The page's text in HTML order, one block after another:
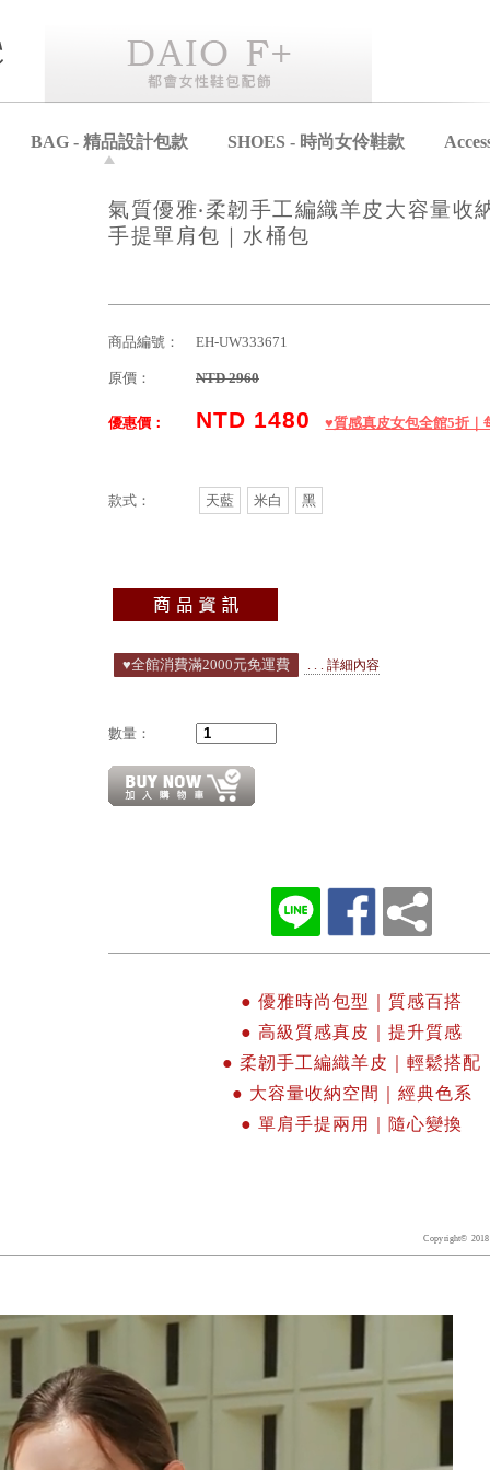
BAG - 精品設計包款 SHOES - 時尚女伶鞋款
氣質優雅‧柔韌手工編織羊皮大容量收
手提單肩包｜水桶包
商品編號： EH-UW333671
原價： NTD 2960
優惠價： NTD 1480 ♥️質感真皮女包全館5折｜
款式： 天藍 米白 黑
♥️全館消費滿2000元免運費 . . . 詳細內容
數量：
● 優雅時尚包型
｜質感百搭
● 高級質感真皮
｜提升質感
● 柔韌手工編織羊皮
｜輕鬆搭配
● 大容量收納空間
｜經典色系
● 單肩手提兩用 ｜隨心變換
Copyright©